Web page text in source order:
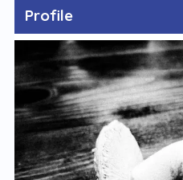
Profile